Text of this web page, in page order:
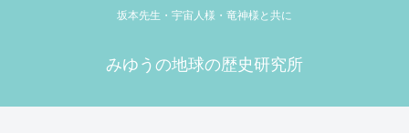
坂本先生・宇宙人様・竜神様と共に
みゆうの地球の歴史研究所